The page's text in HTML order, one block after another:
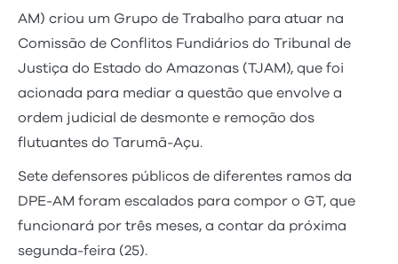
AM) criou um Grupo de Trabalho para atuar na
Comissão de Conflitos Fundiários do Tribunal de
Justiça do Estado do Amazonas (TJAM), que foi
acionada para mediar a questão que envolve a
ordem judicial de desmonte e remoção dos
flutuantes do Tarumã-Açu.
Sete defensores públicos de diferentes ramos da
DPE-AM foram escalados para compor o GT, que
funcionará por três meses, a contar da próxima
segunda-feira (25).